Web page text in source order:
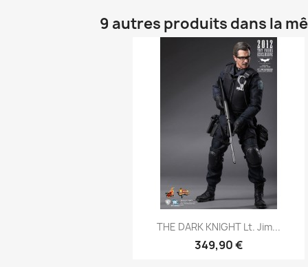
9 autres produits dans la
Aperçu rapide
THE DARK KNIGHT Lt. Jim...
349,90 €